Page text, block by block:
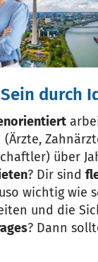
durch
über
? Dir sind
wichtig wie
und die
? Dann